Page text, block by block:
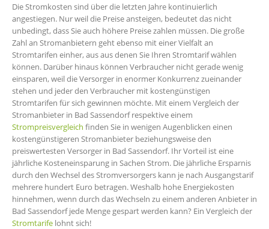
Die Stromkosten sind über die letzten Jahre kontinuierlich
angestiegen. Nur weil die Preise ansteigen, bedeutet das nicht
unbedingt, dass Sie auch höhere Preise zahlen müssen. Die große
Zahl an Stromanbietern geht ebenso mit einer Vielfalt an
Stromtarifen einher, aus aus denen Sie Ihren Stromtarif wählen
können. Darüber hinaus können Verbraucher nicht gerade wenig
einsparen, weil die Versorger in enormer Konkurrenz zueinander
stehen und jeder den Verbraucher mit kostengünstigen
Stromtarifen für sich gewinnen möchte. Mit einem Vergleich der
Stromanbieter in Bad Sassendorf respektive einem
Strompreisvergleich finden Sie in wenigen Augenblicken einen
kostengünstigeren Stromanbieter beziehungsweise den
preiswertesten Versorger in Bad Sassendorf. Ihr Vorteil ist eine
jährliche Kosteneinsparung in Sachen Strom. Die jährliche Ersparnis
durch den Wechsel des Stromversorgers kann je nach Ausgangstarif
mehrere hundert Euro betragen. Weshalb hohe Energiekosten
hinnehmen, wenn durch das Wechseln zu einem anderen Anbieter in
Bad Sassendorf jede Menge gespart werden kann? Ein Vergleich der
Stromtarife lohnt sich!